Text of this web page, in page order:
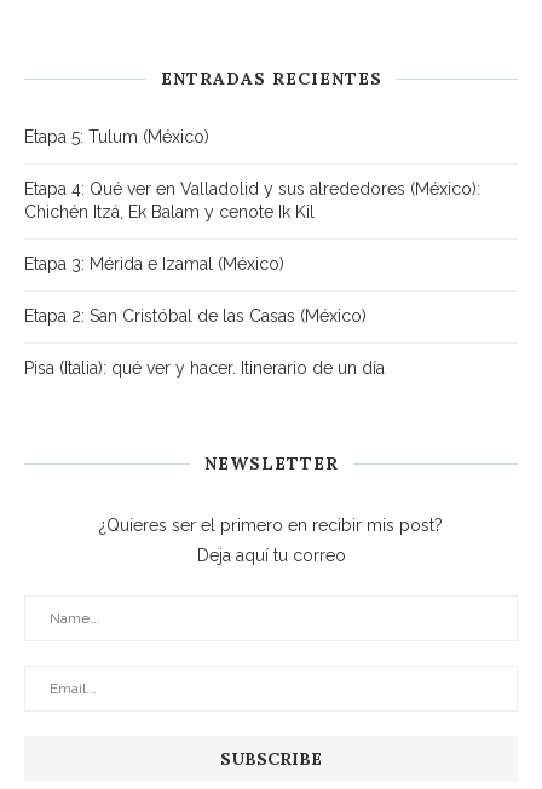
ENTRADAS RECIENTES
Etapa 5: Tulum (México)
Etapa 4: Qué ver en Valladolid y sus alrededores (México):
Chichén Itzá, Ek Balam y cenote Ik Kil
Etapa 3: Mérida e Izamal (México)
Etapa 2: San Cristóbal de las Casas (México)
Pisa (Italia): qué ver y hacer. Itinerario de un día
NEWSLETTER
¿Quieres ser el primero en recibir mis post?
Deja aquí tu correo